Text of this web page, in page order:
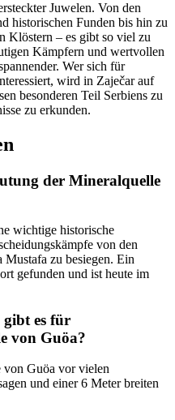
Juwelen. Von den
historischen Funden bis hin zu
Klöstern – es gibt so viel zu
Kämpfern und wertvollen
Wer sich für
wird in Zaječar auf
besonderen Teil Serbiens zu
zu erkunden.
der Mineralquelle
wichtige historische
von den
zu besiegen. Ein
gefunden und ist heute im
gibt es für
von Guöa?
von Guöa vor vielen
und einer 6 Meter breiten